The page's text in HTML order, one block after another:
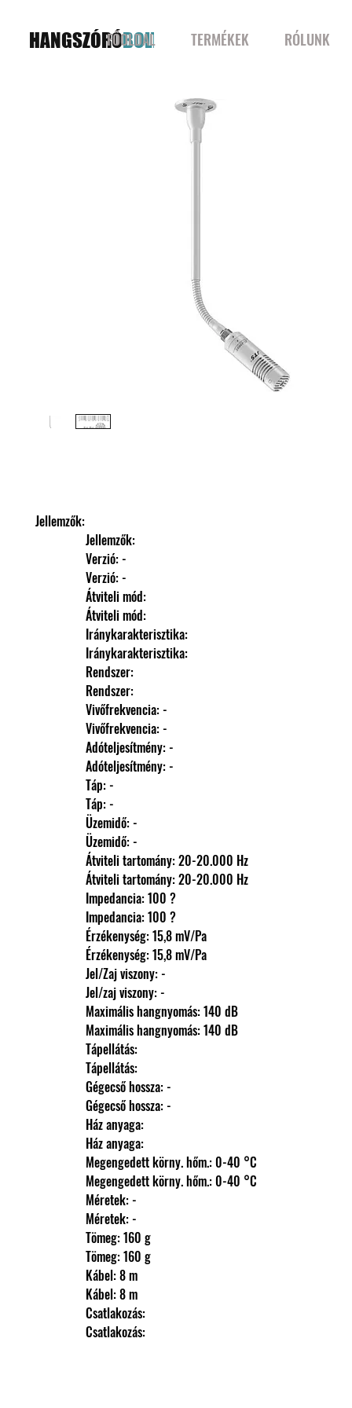
HANGSZÓRÓBOLT
FŐOLDAL TERMÉKEK RÓLUNK
Jellemzők:
                Jellemzők:
                Verzió: -
                Verzió: -
                Átviteli mód:
                Átviteli mód:
                Iránykarakterisztika:
                Iránykarakterisztika:
                Rendszer:
                Rendszer:
                Vivőfrekvencia: -
                Vivőfrekvencia: -
                Adóteljesítmény: -
                Adóteljesítmény: -
                Táp: -
                Táp: -
                Üzemidő: -
                Üzemidő: -
                Átviteli tartomány: 20-20.000 Hz
                Átviteli tartomány: 20-20.000 Hz
                Impedancia: 100 ?
                Impedancia: 100 ?
                Érzékenység: 15,8 mV/Pa
                Érzékenység: 15,8 mV/Pa
                Jel/Zaj viszony: -
                Jel/zaj viszony: -
                Maximális hangnyomás: 140 dB
                Maximális hangnyomás: 140 dB
                Tápellátás:
                Tápellátás:
                Gégecső hossza: -
                Gégecső hossza: -
                Ház anyaga:
                Ház anyaga:
                Megengedett körny. hőm.: 0-40 °C
                Megengedett körny. hőm.: 0-40 °C
                Méretek: -
                Méretek: -
                Tömeg: 160 g
                Tömeg: 160 g
                Kábel: 8 m
                Kábel: 8 m
                Csatlakozás:
                Csatlakozás: